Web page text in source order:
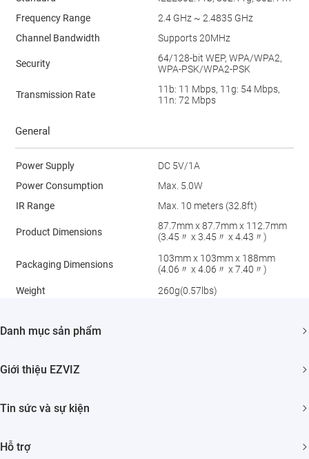
Frequency Range
2.4 GHz ~ 2.4835 GHz
Channel Bandwidth
Supports 20MHz
Security
64/128-bit WEP, WPA/WPA2,
WPA-PSK/WPA2-PSK
Transmission Rate
11b: 11 Mbps, 11g: 54 Mbps,
11n: 72 Mbps
General
Power Supply
DC 5V/1A
Power Consumption
Max. 5.0W
IR Range
Max. 10 meters (32.8ft)
Product Dimensions
87.7mm x 87.7mm x 112.7mm
(3.45〃 x 3.45〃 x 4.43〃)
Packaging Dimensions
103mm x 103mm x 188mm
(4.06〃 x 4.06〃 x 7.40〃)
Weight
260g(0.57lbs)
Danh mục sản phẩm
Giới thiệu EZVIZ
Tìm nhà phân phối
Tin sức và sự kiện
Hỗ trợ